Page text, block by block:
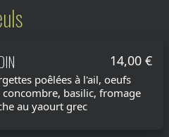
14,00 €
poêlées à l'ail, oeufs
basilic, fromage
au yaourt grec